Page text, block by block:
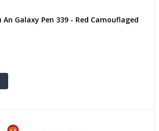
Galaxy Pen 339 - Red Camouflaged